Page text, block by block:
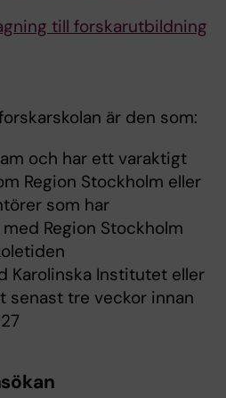
till forskarutbildning
är den som:
och har ett varaktigt
Region Stockholm eller
som har
Region Stockholm
Karolinska Institutet eller
senast tre veckor innan